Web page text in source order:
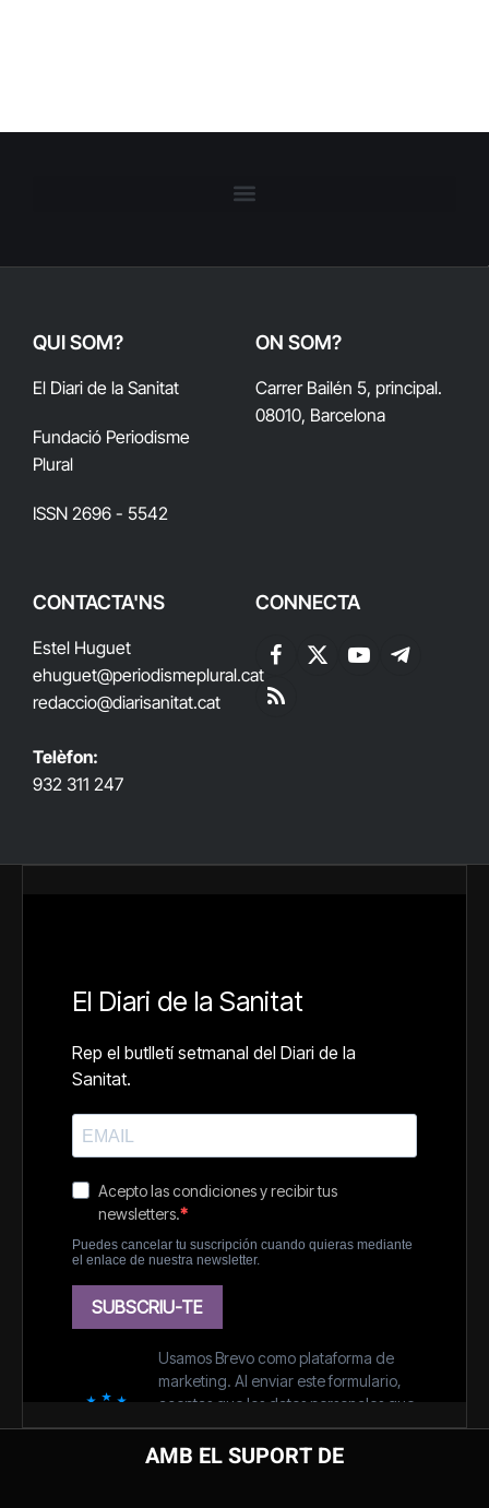
QUI SOM?
El Diari de la Sanitat
Fundació Periodisme
Plural
ISSN 2696 - 5542
ON SOM?
Carrer Bailén 5, principal.
08010, Barcelona
CONTACTA'NS
Estel Huguet
ehuguet@periodismeplural.cat
redaccio@diarisanitat.cat
Telèfon:
932 311 247
CONNECTA
Facebook
X
YouTubeTelegram
RSS
AMB EL SUPORT DE